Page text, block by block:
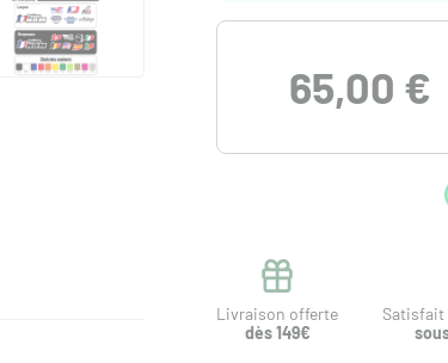
65,00 €
Livraison offerte
dès 149€
Satisfait